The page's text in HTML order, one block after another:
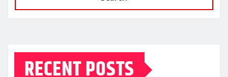
RECENT POSTS